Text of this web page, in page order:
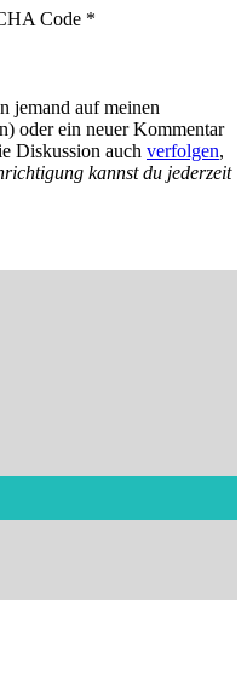
Code *
jemand auf meinen
oder ein neuer Kommentar
Diskussion auch verfolgen,
kannst du jederzeit